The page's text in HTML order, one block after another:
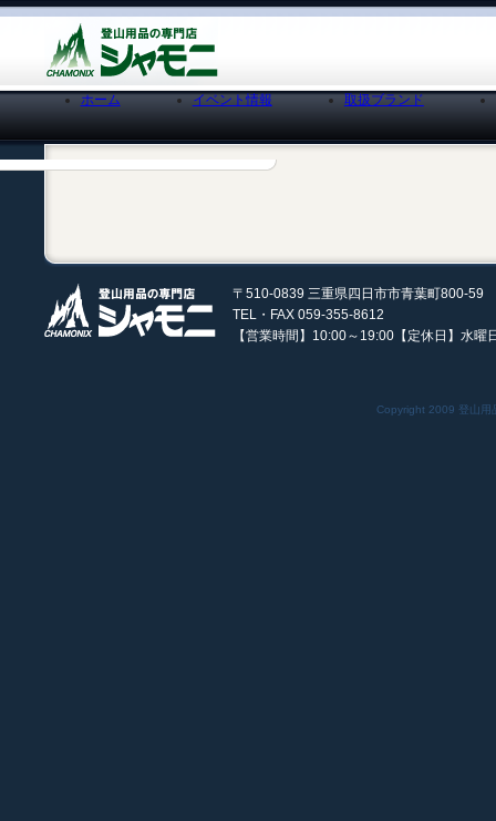
ホーム イベント情報 取扱ブランド
〒510-0839 三重県四日市市青葉町800-59
TEL・FAX 059-355-8612
【営業時間】10:00～19:00【定休日】水曜
Copyright 2009 登山用